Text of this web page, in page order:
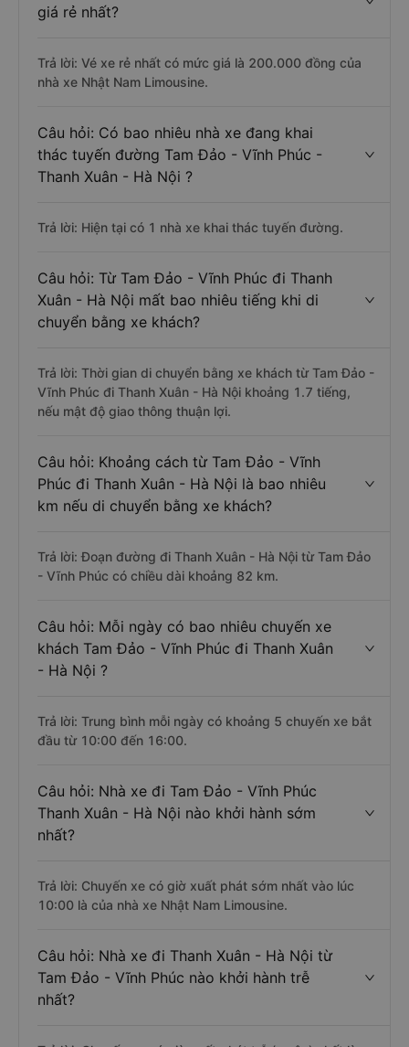
giá rẻ nhất?
Trả lời: Vé xe rẻ nhất có mức giá là 200.000 đồng của
nhà xe Nhật Nam Limousine.
Câu hỏi: Có bao nhiêu nhà xe đang khai
thác tuyến đường Tam Đảo - Vĩnh Phúc -
Thanh Xuân - Hà Nội ?
Trả lời: Hiện tại có 1 nhà xe khai thác tuyến đường.
Câu hỏi: Từ Tam Đảo - Vĩnh Phúc đi Thanh
Xuân - Hà Nội mất bao nhiêu tiếng khi di
chuyển bằng xe khách?
Trả lời: Thời gian di chuyển bằng xe khách từ Tam Đảo -
Vĩnh Phúc đi Thanh Xuân - Hà Nội khoảng 1.7 tiếng,
nếu mật độ giao thông thuận lợi.
Câu hỏi: Khoảng cách từ Tam Đảo - Vĩnh
Phúc đi Thanh Xuân - Hà Nội là bao nhiêu
km nếu di chuyển bằng xe khách?
Trả lời: Đoạn đường đi Thanh Xuân - Hà Nội từ Tam Đảo
- Vĩnh Phúc có chiều dài khoảng 82 km.
Câu hỏi: Mỗi ngày có bao nhiêu chuyến xe
khách Tam Đảo - Vĩnh Phúc đi Thanh Xuân
- Hà Nội ?
Trả lời: Trung bình mỗi ngày có khoảng 5 chuyến xe bắt
đầu từ 10:00 đến 16:00.
Câu hỏi: Nhà xe đi Tam Đảo - Vĩnh Phúc
Thanh Xuân - Hà Nội nào khởi hành sớm
nhất?
Trả lời: Chuyến xe có giờ xuất phát sớm nhất vào lúc
10:00 là của nhà xe Nhật Nam Limousine.
Câu hỏi: Nhà xe đi Thanh Xuân - Hà Nội từ
Tam Đảo - Vĩnh Phúc nào khởi hành trễ
nhất?